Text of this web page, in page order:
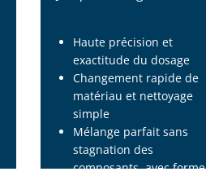
Haute précision et
exactitude du dosage
Changement rapide de
matériau et nettoyage
simple
Mélange parfait sans
stagnation des
composants, avec forme